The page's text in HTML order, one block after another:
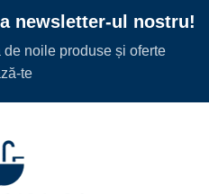
newsletter-ul nostru!
de noile produse și oferte
te